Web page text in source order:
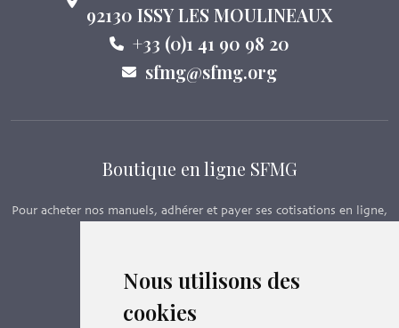
Nous utilisons des
cookies
92130 ISSY LES MOULINEAUX
+33 (0)1 41 90 98 20
sfmg@sfmg.org
Boutique en ligne SFMG
Pour acheter nos manuels, adhérer et payer ses cotisations en ligne,
Boutique en ligne